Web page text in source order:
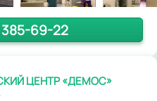
385-69-22
ЦЕНТР «ДЕМОС»